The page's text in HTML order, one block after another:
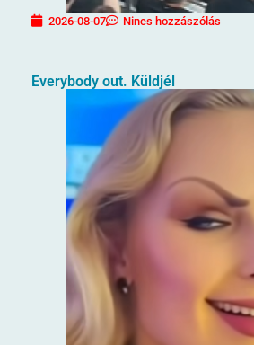
2026-08-07 Nincs hozzászólás
Everybody out. Küldjél